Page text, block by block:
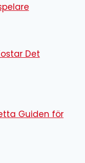
Det
Guiden för